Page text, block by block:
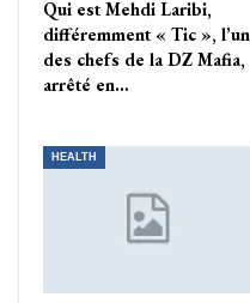
Qui est Mehdi Laribi,
différemment « Tic », l’un
des chefs de la DZ Mafia,
arrêté en…
HEALTH